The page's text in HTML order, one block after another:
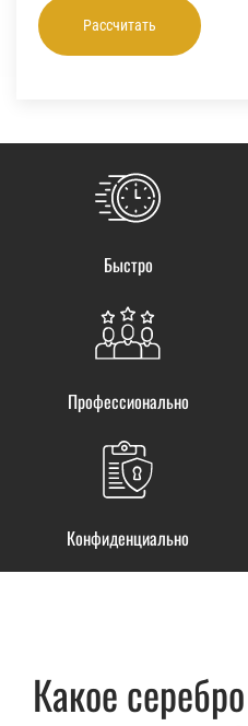
Рассчитать
Быстро
Профессионально
Конфиденциально
Какое серебро